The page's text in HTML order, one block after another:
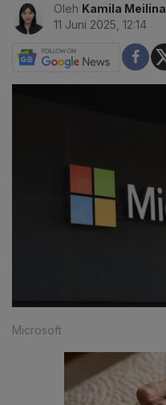
Oleh Kamila Meilina
11 Juni 2025, 12:14
Microsoft